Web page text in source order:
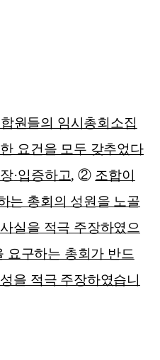
원들의 임시총회소집
요건을 모두 갖추었다
·입증하고,② 조합이
는 총회의 성원을 노골
실을 적극 주장하였으
요구하는 총회가 반드
을 적극 주장하였습니